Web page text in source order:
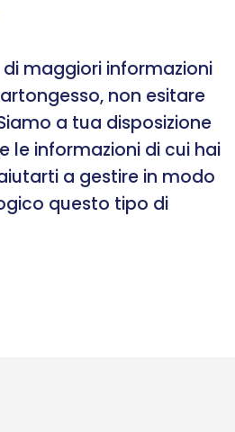
di maggiori informazioni
non esitare
a tua disposizione
le informazioni di cui hai
a gestire in modo
questo tipo di